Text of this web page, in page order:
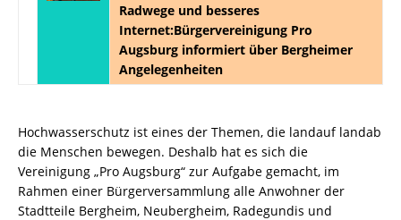
Radwege und besseres
Internet:Bürgervereinigung Pro
Augsburg informiert über Bergheimer
Angelegenheiten
Hochwasserschutz ist eines der Themen, die landauf landab
die Menschen bewegen. Deshalb hat es sich die
Vereinigung „Pro Augsburg“ zur Aufgabe gemacht, im
Rahmen einer Bürgerversammlung alle Anwohner der
Stadtteile Bergheim, Neubergheim, Radegundis und